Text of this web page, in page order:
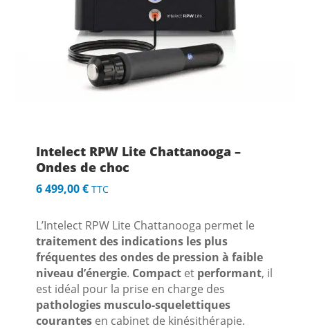
Intelect RPW Lite Chattanooga –
Ondes de choc
6 499,00€ TTC
L’Intelect RPW Lite Chattanooga permet le
traitement des indications les plus
fréquentes des ondes de pression à faible
niveau d’énergie. Compact et performant, il
est idéal pour la prise en charge des
pathologies musculo-squelettiques
courantes en cabinet de kinésithérapie.